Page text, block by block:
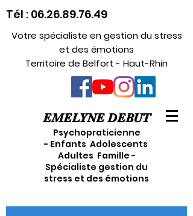
Tél : 06.26.89.76.49
Votre spécialiste en gestion du stress
et des émotions
Territoire de Belfort - Haut-Rhin
EMELYNE DEBUT
Psychopraticienne
- Enfants Adolescents
Adultes Famille -
Spécialiste gestion du
stress et des émotions